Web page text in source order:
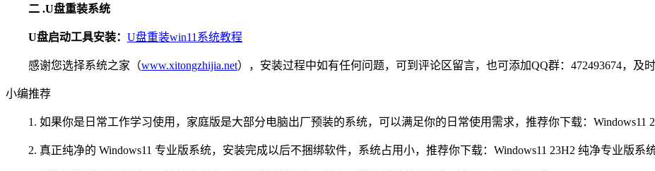
二 .U盘重装系统
U盘启动工具安装： U盘重装win11系统教程
感谢您选择系统之家（www.xitongzhijia.net），安装过程中如有任何问题，可到评论区留言，也可添加QQ群：472493674，及
小编推荐
1. 如果你是日常工作学习使用，家庭版是大部分电脑出厂预装的系统，可以满足你的日常使用需求，推荐你下载：Windows11
2. 真正纯净的 Windows11 专业版系统，安装完成以后不捆绑软件，系统占用小，推荐你下载：Windows11 23H2 纯净专业版系